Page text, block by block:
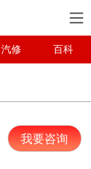
汽修 百科
我要咨询